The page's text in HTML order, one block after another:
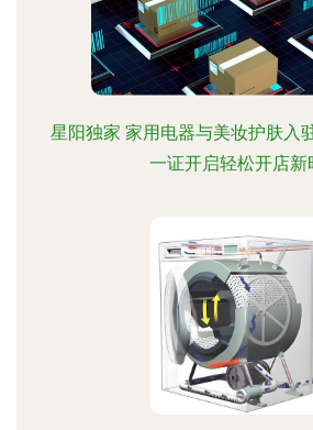
星阳独家 家用电器与美妆护肤入
一证开启轻松开店新